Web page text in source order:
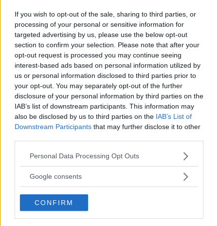
If you wish to opt-out of the sale, sharing to third parties, or
processing of your personal or sensitive information for
targeted advertising by us, please use the below opt-out
section to confirm your selection. Please note that after your
opt-out request is processed you may continue seeing
interest-based ads based on personal information utilized by
us or personal information disclosed to third parties prior to
your opt-out. You may separately opt-out of the further
disclosure of your personal information by third parties on the
IAB’s list of downstream participants. This information may
also be disclosed by us to third parties on the IAB’s List of
Downstream Participants that may further disclose it to other
Please note that this website/app uses one or more Google
not limited to your visit or usage behaviour. You may click to
use your data for below specified purposes in below Google
consent section.
Personal Data Processing Opt Outs
Google consents
CONFIRM
laR129 (i-Size), due normative che
coesistono insieme prendendo, però, in
considerazione due parametri diversi di
catalogazione dei seggiolini: la prima il
peso, la seconda l’altezza.
MA PIU’ SENZA SCHIENALE
La prima normativa, laR44/04, entrerà
in vigore a gennaio 2017 e riguarderà i
bambini al di sotto del 1,25 che non
potranno più viaggiare in auto sul rialzo
se questo non sarà dotato di schienale.
Questo dovrebbe assicurare maggiore
sicurezza nel trasporto dei bimbi dal
momento che assicurerebbe un
miglioramento nel posizionamento
della cintura di sicurezza proprio sulla